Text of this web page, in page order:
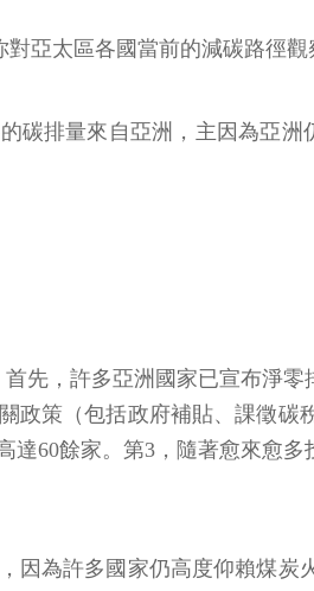
對亞太區各國當前的減碳路徑觀
碳排量來自亞洲，主因為亞
先，許多亞洲國家已宣布淨
政策（包括政府補貼、課徵
達60餘家。第3，隨著愈來愈
因為許多國家仍高度仰賴煤